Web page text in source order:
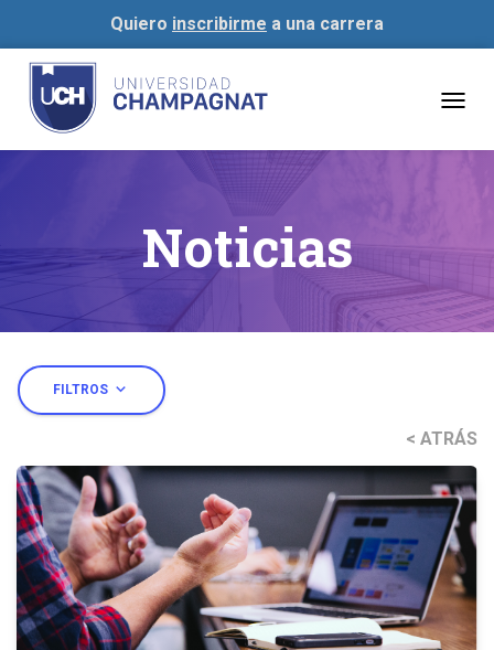
Quiero inscribirme a una carrera
Noticias
FILTROS expand_more
< ATRÁS